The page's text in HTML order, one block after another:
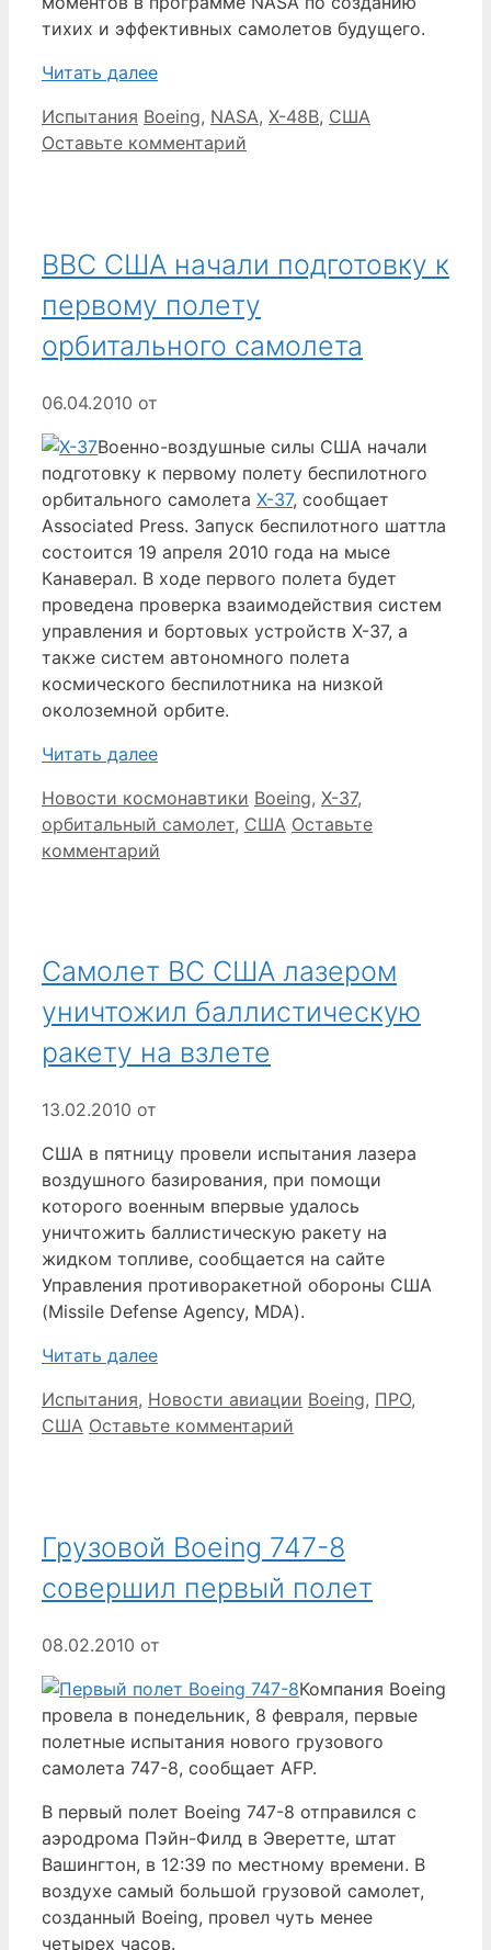
тихих и эффективных самолетов будущего.
Читать далее
Рубрики
Испытания Метки
Boeing, NASA, X-48B, США
Оставьте комментарий
ВВС США начали подготовку к
первому полету
орбитального самолета
06.04.2010 от
Военно-воздушные силы США начали
подготовку к первому полету беспилотного
орбитального самолета X-37, сообщает
Associated Press. Запуск беспилотного шаттла
состоится 19 апреля 2010 года на мысе
Канаверал. В ходе первого полета будет
проведена проверка взаимодействия систем
управления и бортовых устройств X-37, а
также систем автономного полета
космического беспилотника на низкой
околоземной орбите.
Читать далее
Рубрики
Новости космонавтики Метки
Boeing, X-37,
орбитальный самолет, США Оставьте
комментарий
Самолет ВС США лазером
уничтожил баллистическую
ракету на взлете
13.02.2010 от
США в пятницу провели испытания лазера
воздушного базирования, при помощи
которого военным впервые удалось
уничтожить баллистическую ракету на
жидком топливе, сообщается на сайте
Управления противоракетной обороны США
(Missile Defense Agency, MDA).
Читать далее
Рубрики
Испытания, Новости авиации Метки
Boeing, ПРО,
США Оставьте комментарий
Грузовой Boeing 747-8
совершил первый полет
08.02.2010 от
Компания Boeing
провела в понедельник, 8 февраля, первые
полетные испытания нового грузового
самолета 747-8, сообщает AFP.
В первый полет Boeing 747-8 отправился с
аэродрома Пэйн-Филд в Эверетте, штат
Вашингтон, в 12:39 по местному времени. В
воздухе самый большой грузовой самолет,
созданный Boeing, провел чуть менее
четырех часов.